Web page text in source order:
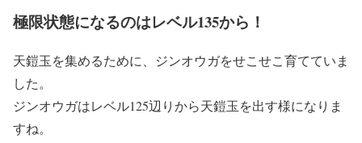
極限状態になるのはレベル135から！
天鎧玉を集めるために、ジンオウガをせこせこ育てていま
した。
ジンオウガはレベル125辺りから天鎧玉を出す様になりま
すね。